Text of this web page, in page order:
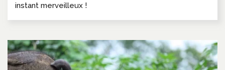
instant merveilleux !